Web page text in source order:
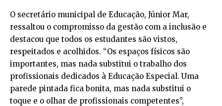
O secretário municipal de Educação, Júnior Mar,
ressaltou o compromisso da gestão com a inclusão e
destacou que todos os estudantes são vistos,
respeitados e acolhidos. “Os espaços físicos são
importantes, mas nada substitui o trabalho dos
profissionais dedicados à Educação Especial. Uma
parede pintada fica bonita, mas nada substitui o
toque e o olhar de profissionais competentes”,